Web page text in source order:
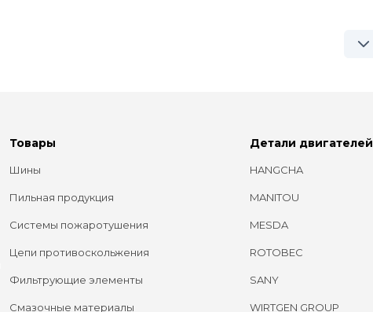
Товары
Шины
Пильная продукция
Системы пожаротушения
Цепи противоскольжения
Фильтрующие элементы
Смазочные материалы
Детали двигателей
HANGCHA
MANITOU
MESDA
ROTOBEC
SANY
WIRTGEN GROUP